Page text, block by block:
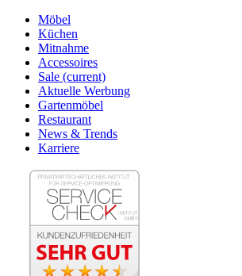
Möbel
Küchen
Mitnahme
Accessoires
Sale (current)
Aktuelle Werbung
Gartenmöbel
Restaurant
News & Trends
Karriere